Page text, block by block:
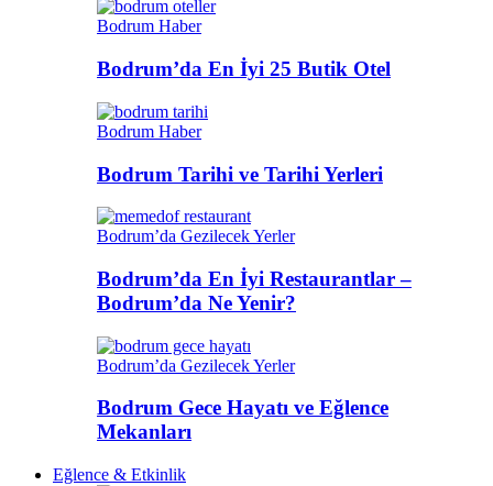
Bodrum Haber
Bodrum’da En İyi 25 Butik Otel
Bodrum Haber
Bodrum Tarihi ve Tarihi Yerleri
Bodrum’da Gezilecek Yerler
Bodrum’da En İyi Restaurantlar –
Bodrum’da Ne Yenir?
Bodrum’da Gezilecek Yerler
Bodrum Gece Hayatı ve Eğlence
Mekanları
Eğlence & Etkinlik